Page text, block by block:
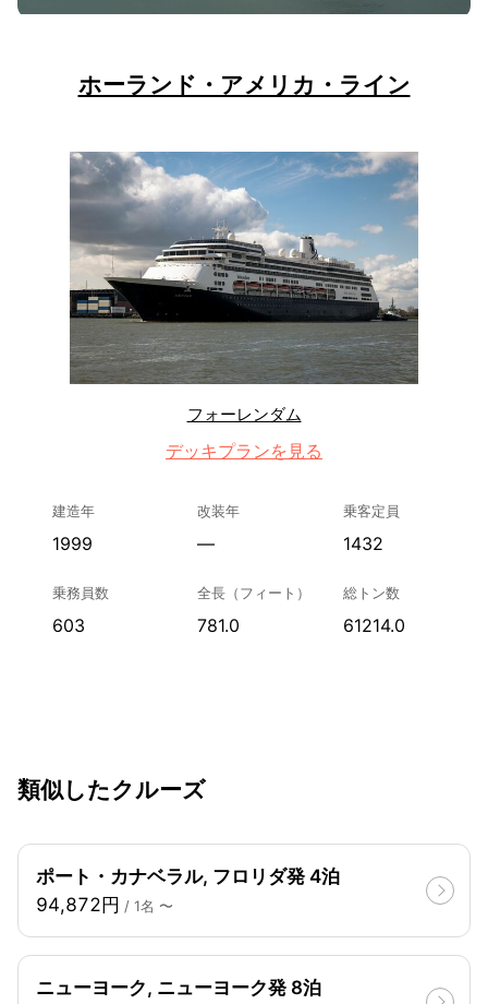
ホーランド・アメリカ・ライン
フォーレンダム
デッキプランを見る
建造年
1999
改装年
—
乗客定員
1432
乗務員数
603
全長（フィート）
781.0
総トン数
61214.0
類似したクルーズ
ポート・カナベラル, フロリダ発 4泊
94,872円 / 1名 〜
ニューヨーク, ニューヨーク発 8泊